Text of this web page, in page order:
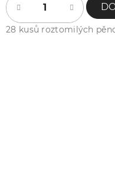
28 kusů roztomilých